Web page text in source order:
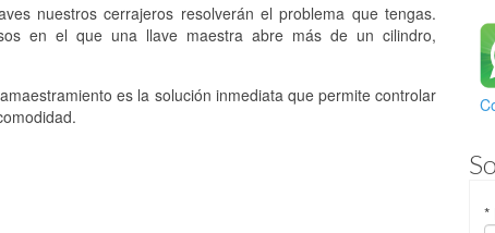
nuestros cerrajeros resolverán el problema que tengas.
en el que una llave maestra abre más de un cilindro,
es la solución inmediata que permite controlar
*